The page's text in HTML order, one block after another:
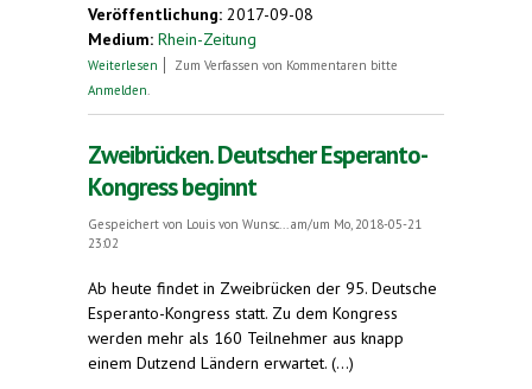
Veröffentlichung: 2017-09-08
Medium: Rhein-Zeitung
Weiterlesen über Erste Leihgaben für große Karl-Marx-
Zum Verfassen von Kommentaren bitte
Anmelden.
Zweibrücken. Deutscher Esperanto-
Kongress beginnt
Gespeichert von Louis von Wunsc...am/um Mo, 2018-05-21
23:02
Ab heute findet in Zweibrücken der 95. Deutsche
Esperanto-Kongress statt. Zu dem Kongress
werden mehr als 160 Teilnehmer aus knapp
einem Dutzend Ländern erwartet. (...)